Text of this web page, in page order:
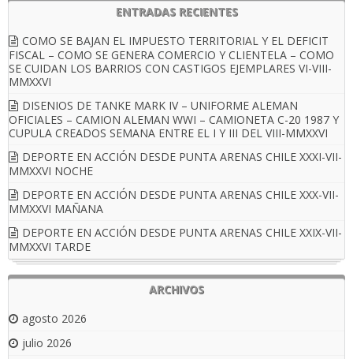
ENTRADAS RECIENTES
COMO SE BAJAN EL IMPUESTO TERRITORIAL Y EL DEFICIT
FISCAL – COMO SE GENERA COMERCIO Y CLIENTELA – COMO
SE CUIDAN LOS BARRIOS CON CASTIGOS EJEMPLARES VI-VIII-
MMXXVI
DISENIOS DE TANKE MARK IV – UNIFORME ALEMAN
OFICIALES – CAMION ALEMAN WWI – CAMIONETA C-20 1987 Y
CUPULA CREADOS SEMANA ENTRE EL I Y III DEL VIII-MMXXVI
DEPORTE EN ACCIÓN DESDE PUNTA ARENAS CHILE XXXI-VII-
MMXXVI NOCHE
DEPORTE EN ACCIÓN DESDE PUNTA ARENAS CHILE XXX-VII-
MMXXVI MAÑANA
DEPORTE EN ACCIÓN DESDE PUNTA ARENAS CHILE XXIX-VII-
MMXXVI TARDE
ARCHIVOS
agosto 2026
julio 2026